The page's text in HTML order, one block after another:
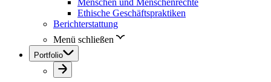
Menschen und Menschenrechte
Ethische Geschäftspraktiken
Berichterstattung
Menü schließen
Portfolio